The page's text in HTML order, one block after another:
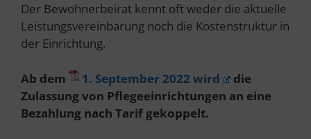
Der Bewohnerbeirat kennt oft weder die aktuelle
Leistungsvereinbarung noch die Kostenstruktur in
der Einrichtung.
Ab dem 1. September 2022 wird
die
Zulassung von Pflegeeinrichtungen an eine
Bezahlung nach Tarif gekoppelt.